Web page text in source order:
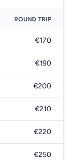
ROUND TRIP
€170
€190
€200
€210
€220
€250